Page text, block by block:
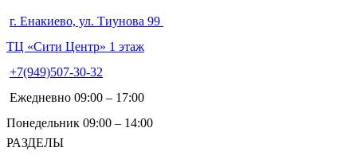
г. Енакиево, ул. Тиунова 99
ТЦ «Сити Центр» 1 этаж
+7(949)507-30-32
Ежедневно 09:00 – 17:00
Понедельник 09:00 – 14:00
РАЗДЕЛЫ